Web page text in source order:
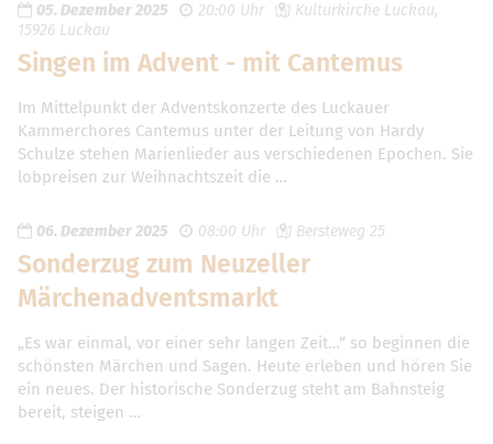
05. Dezember 2025 20:00 Uhr
Kulturkirche Luckau,
15926 Luckau
Singen im Advent - mit Cantemus
Im Mittelpunkt der Adventskonzerte des Luckauer
Kammerchores Cantemus unter der Leitung von Hardy
Schulze stehen Marienlieder aus verschiedenen Epochen. Sie
lobpreisen zur Weihnachtszeit die …
06. Dezember 2025 08:00 Uhr Bersteweg 25
Sonderzug zum Neuzeller
Märchenadventsmarkt
„Es war einmal, vor einer sehr langen Zeit…“ so beginnen die
schönsten Märchen und Sagen. Heute erleben und hören Sie
ein neues. Der historische Sonderzug steht am Bahnsteig
bereit, steigen …